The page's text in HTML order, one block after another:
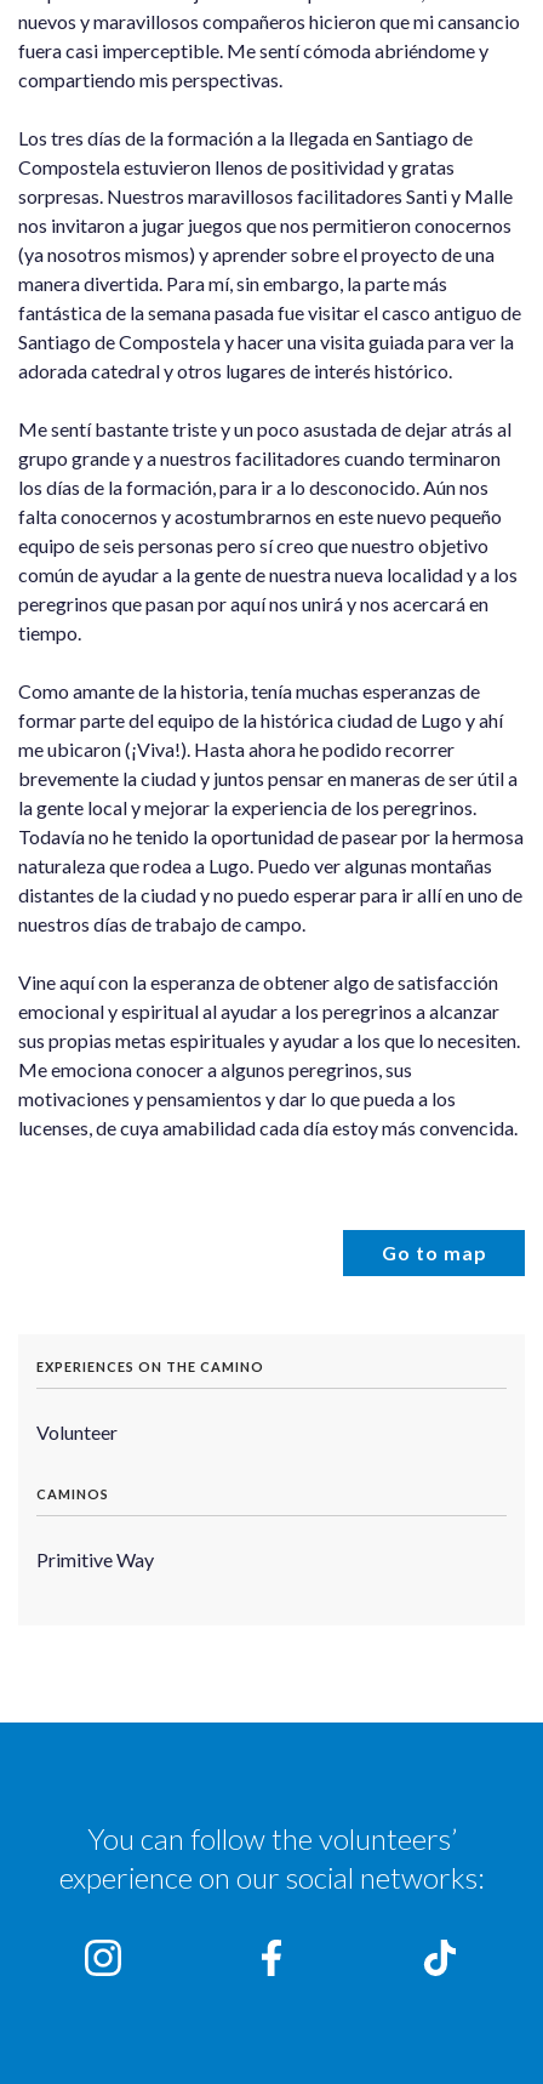
nuevos y maravillosos compañeros hicieron que mi cansancio
fuera casi imperceptible. Me sentí cómoda abriéndome y
compartiendo mis perspectivas.
Los tres días de la formación a la llegada en Santiago de
Compostela estuvieron llenos de positividad y gratas
sorpresas. Nuestros maravillosos facilitadores Santi y Malle
nos invitaron a jugar juegos que nos permitieron conocernos
(ya nosotros mismos) y aprender sobre el proyecto de una
manera divertida. Para mí, sin embargo, la parte más
fantástica de la semana pasada fue visitar el casco antiguo de
Santiago de Compostela y hacer una visita guiada para ver la
adorada catedral y otros lugares de interés histórico.
Me sentí bastante triste y un poco asustada de dejar atrás al
grupo grande y a nuestros facilitadores cuando terminaron
los días de la formación, para ir a lo desconocido. Aún nos
falta conocernos y acostumbrarnos en este nuevo pequeño
equipo de seis personas pero sí creo que nuestro objetivo
común de ayudar a la gente de nuestra nueva localidad y a los
peregrinos que pasan por aquí nos unirá y nos acercará en
tiempo.
Como amante de la historia, tenía muchas esperanzas de
formar parte del equipo de la histórica ciudad de Lugo y ahí
me ubicaron (¡Viva!). Hasta ahora he podido recorrer
brevemente la ciudad y juntos pensar en maneras de ser útil a
la gente local y mejorar la experiencia de los peregrinos.
Todavía no he tenido la oportunidad de pasear por la hermosa
naturaleza que rodea a Lugo. Puedo ver algunas montañas
distantes de la ciudad y no puedo esperar para ir allí en uno de
nuestros días de trabajo de campo.
Vine aquí con la esperanza de obtener algo de satisfacción
emocional y espiritual al ayudar a los peregrinos a alcanzar
sus propias metas espirituales y ayudar a los que lo necesiten.
Me emociona conocer a algunos peregrinos, sus
motivaciones y pensamientos y dar lo que pueda a los
lucenses, de cuya amabilidad cada día estoy más convencida.
Go to map
EXPERIENCES ON THE CAMINO
Volunteer
CAMINOS
Primitive Way
You can follow the volunteers’
experience on our social networks: